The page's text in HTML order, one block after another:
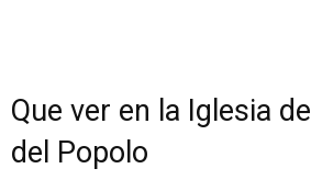
Que ver en la Iglesia
del Popolo